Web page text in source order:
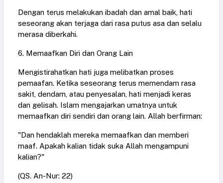
Dengan terus melakukan ibadah dan amal baik, hati
seseorang akan terjaga dari rasa putus asa dan selalu
merasa diberkahi.
6. Memaafkan Diri dan Orang Lain
Mengistirahatkan hati juga melibatkan proses
pemaafan. Ketika seseorang terus memendam rasa
sakit, dendam, atau penyesalan, hati menjadi keras
dan gelisah. Islam mengajarkan umatnya untuk
memaafkan diri sendiri dan orang lain. Allah berfirman:
"Dan hendaklah mereka memaafkan dan memberi
maaf. Apakah kalian tidak suka Allah mengampuni
kalian?"
(QS. An-Nur: 22)